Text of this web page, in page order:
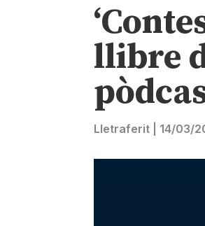
llibre
Lletraferit 14/03/